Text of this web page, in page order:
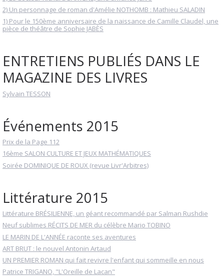
2) Un personnage de roman d'Amélie NOTHOMB : Mathieu SALADIN
1) Pour le 150ème anniversaire de la naissance de Camille Claudel, une
pièce de théâtre de Sophie JABÈS
ENTRETIENS PUBLIÉS DANS LE
MAGAZINE DES LIVRES
Sylvain TESSON
Événements 2015
Prix de la Page 112
16ème SALON CULTURE ET JEUX MATHÉMATIQUES
Soirée DOMINIQUE DE ROUX (revue Livr'Arbitres)
Littérature 2015
Littérature BRÉSILIENNE, un géant recommandé par Salman Rushdie
Neuf sublimes RÉCITS DE MER du célèbre Mario TOBINO
LE MARIN DE L'ANNÉE raconte ses aventures
ART BRUT : le nouvel Antonin Artaud
UN PREMIER ROMAN qui fait revivre l'enfant qui sommeille en nous
Patrice TRIGANO, "L'Oreille de Lacan"